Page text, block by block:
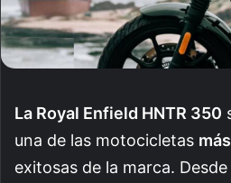
La Royal Enfield HNTR 350
una de las motocicletas
exitosas de la marca.